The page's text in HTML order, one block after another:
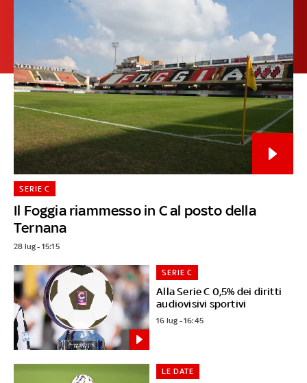
Il Foggia riammesso in C al posto della
Ternana
SERIE C
28 lug - 15:15
Alla Serie C 0,5% dei diritti
audiovisivi sportivi
SERIE C
16 lug - 16:45
LE DATE